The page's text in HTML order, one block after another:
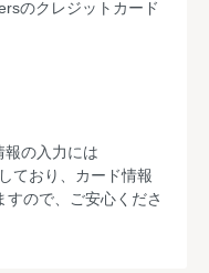
のクレジットカード
報の入力には
ており、カード情報
すので、ご安心くださ